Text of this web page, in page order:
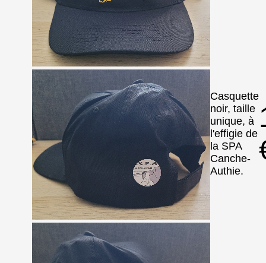
Casquette
noir, taille
unique, à
l'effigie de
la SPA
Canche-
Authie.